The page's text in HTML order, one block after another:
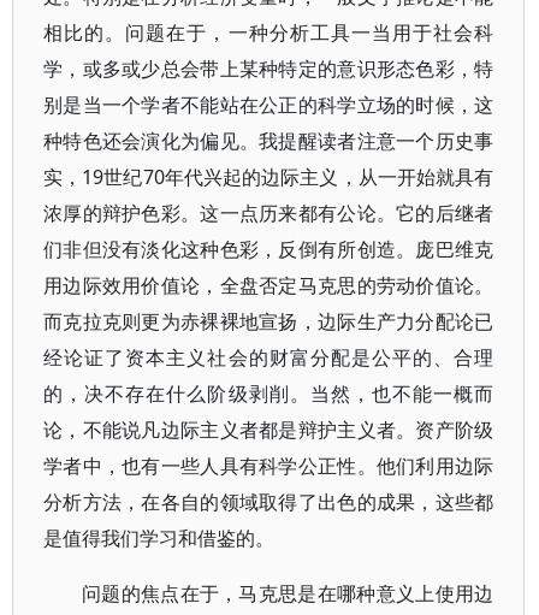
相比的。问题在于，一种分析工具一当用于社会科
学，或多或少总会带上某种特定的意识形态色彩，特
别是当一个学者不能站在公正的科学立场的时候，这
种特色还会演化为偏见。我提醒读者注意一个历史事
实，19世纪70年代兴起的边际主义，从一开始就具有
浓厚的辩护色彩。这一点历来都有公论。它的后继者
们非但没有淡化这种色彩，反倒有所创造。庞巴维克
用边际效用价值论，全盘否定马克思的劳动价值论。
而克拉克则更为赤裸裸地宣扬，边际生产力分配论已
经论证了资本主义社会的财富分配是公平的、合理
的，决不存在什么阶级剥削。当然，也不能一概而
论，不能说凡边际主义者都是辩护主义者。资产阶级
学者中，也有一些人具有科学公正性。他们利用边际
分析方法，在各自的领域取得了出色的成果，这些都
是值得我们学习和借鉴的。
问题的焦点在于，马克思是在哪种意义上使用边